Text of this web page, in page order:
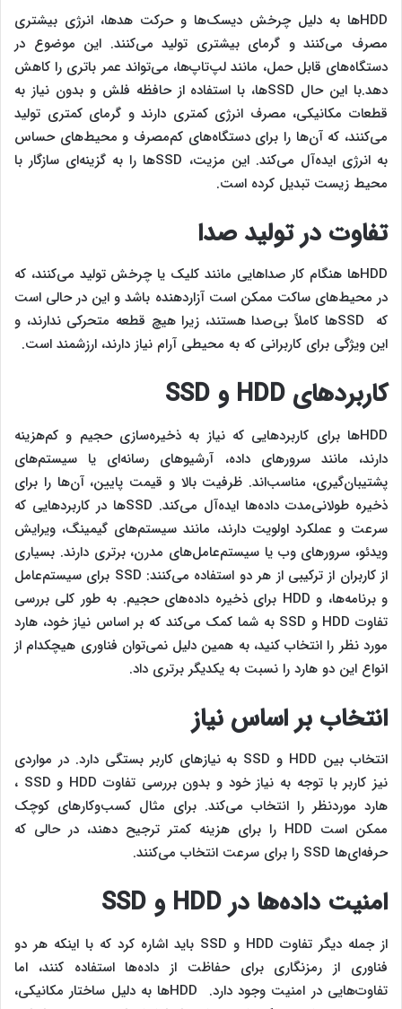
HDDها به دلیل چرخش دیسک‌ها و حرکت هد‌ها، انرژی بیشتری
مصرف می‌کنند و گرمای بیشتری تولید می‌کنند. این موضوع در
دستگاه‌های قابل حمل، مانند لپ‌تاپ‌ها، می‌تواند عمر باتری را کاهش
دهد.با این حال SSDها، با استفاده از حافظه فلش و بدون نیاز به
قطعات مکانیکی، مصرف انرژی کمتری دارند و گرمای کمتری تولید
می‌کنند، که آن‌ها را برای دستگاه‌های کم‌مصرف و محیط‌های حساس
به انرژی ایده‌آل می‌کند. این مزیت، SSDها را به گزینه‌ای سازگار با
محیط زیست تبدیل کرده است.
تفاوت در تولید صدا
HDDها هنگام کار صداهایی مانند کلیک یا چرخش تولید می‌کنند، که
در محیط‌های ساکت ممکن است آزاردهنده باشد و این در حالی است
که SSDها کاملاً بی‌صدا هستند، زیرا هیچ قطعه متحرکی ندارند، و
این ویژگی برای کاربرانی که به محیطی آرام نیاز دارند، ارزشمند است.
کاربردهای HDD و SSD
HDDها برای کاربردهایی که نیاز به ذخیره‌سازی حجیم و کم‌هزینه
دارند، مانند سرورهای داده، آرشیوهای رسانه‌ای یا سیستم‌های
پشتیبان‌گیری، مناسب‌اند. ظرفیت بالا و قیمت پایین، آن‌ها را برای
ذخیره طولانی‌مدت داده‌ها ایده‌آل می‌کند. SSDها در کاربردهایی که
سرعت و عملکرد اولویت دارند، مانند سیستم‌های گیمینگ، ویرایش
ویدئو، سرورهای وب یا سیستم‌عامل‌های مدرن، برتری دارند. بسیاری
از کاربران از ترکیبی از هر دو استفاده می‌کنند: SSD برای سیستم‌عامل
و برنامه‌ها، و HDD برای ذخیره داده‌های حجیم. به طور کلی بررسی
تفاوت HDD و SSD به شما کمک می‌کند که بر اساس نیاز خود، هارد
مورد نظر را انتخاب کنید، به همین دلیل نمی‌توان فناوری هیچکدام از
انواع این دو هارد را نسبت به یکدیگر برتری داد.
انتخاب بر اساس نیاز
انتخاب بین HDD و SSD به نیازهای کاربر بستگی دارد. در مواردی
نیز کاربر با توجه به نیاز خود و بدون بررسی تفاوت HDD و SSD ،
هارد موردنظر را انتخاب می‌کند. برای مثال کسب‌وکارهای کوچک
ممکن است HDD را برای هزینه کمتر ترجیح دهند، در حالی که
حرفه‌ای‌ها SSD را برای سرعت انتخاب می‌کنند.
امنیت داده‌ها در HDD و SSD
از جمله دیگر تفاوت HDD و SSD باید اشاره کرد که با اینکه هر دو
فناوری از رمزنگاری برای حفاظت از داده‌ها استفاده کنند، اما
تفاوت‌هایی در امنیت وجود دارد. HDDها به دلیل ساختار مکانیکی،